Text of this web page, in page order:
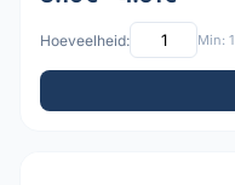
Hoeveelheid: Min: 1